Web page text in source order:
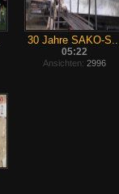
30 Jahre SAKO-
05:22
Ansichten: 2996